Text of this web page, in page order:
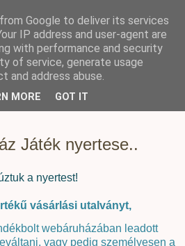
Játék nyertese..
a nyertest!
vásárlási utalványt,
webáruházában leadott
vagy pedig személyesen a
Google to deliver its services
IP address and user-agent are
with performance and security
of service, generate usage
and address abuse.
MORE GOT IT